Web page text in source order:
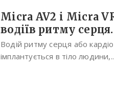
Micra AV2 і Micra
водіїв ритму серця.
Водій ритму серця або
імплантується в тіло